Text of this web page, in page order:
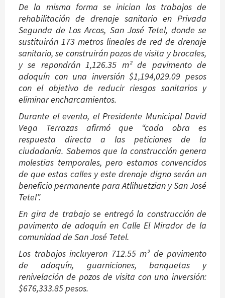
De la misma forma se inician los trabajos de
rehabilitación de drenaje sanitario en Privada
Segunda de Los Arcos, San José Tetel, donde se
sustituirán 173 metros lineales de red de drenaje
sanitario, se construirán pozos de visita y brocales,
y se repondrán 1,126.35 m² de pavimento de
adoquín con una inversión $1,194,029.09 pesos
con el objetivo de reducir riesgos sanitarios y
eliminar encharcamientos.
Durante el evento, el Presidente Municipal David
Vega Terrazas afirmó que “cada obra es
respuesta directa a las peticiones de la
ciudadanía. Sabemos que la construcción genera
molestias temporales, pero estamos convencidos
de que estas calles y este drenaje digno serán un
beneficio permanente para Atlihuetzian y San José
Tetel”.
En gira de trabajo se entregó la construcción de
pavimento de adoquín en Calle El Mirador de la
comunidad de San José Tetel.
Los trabajos incluyeron 712.55 m² de pavimento
de adoquín, guarniciones, banquetas y
renivelación de pozos de visita con una inversión:
$676,333.85 pesos.